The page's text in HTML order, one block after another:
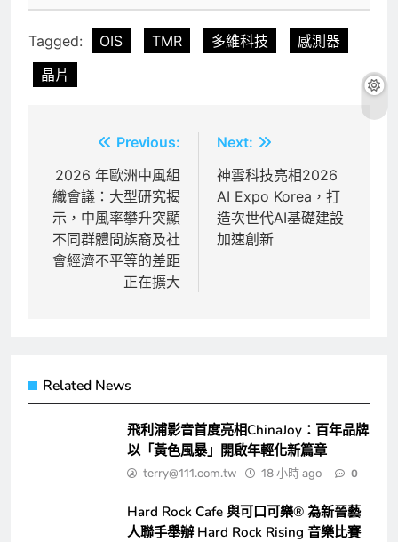
Tagged: OIS TMR 多維科技
感測器
晶片
章
導
覽
Previous:
2026 年歐洲中風組
織會議：大型研究揭
示，中風率攀升突顯
不同群體間族裔及社
會經濟不平等的差距
正在擴大
Next:
神雲科技亮相2026
AI Expo Korea，打
造次世代AI基礎建設
加速創新
Related News
飛利浦影音首度亮相ChinaJoy：百年品牌
以「黃色風暴」開啟年輕化新篇章
terry@111.com.tw 18 小時 ago 0
Hard Rock Cafe 與可口可樂® 為新晉藝
人聯手舉辦 Hard Rock Rising 音樂比賽